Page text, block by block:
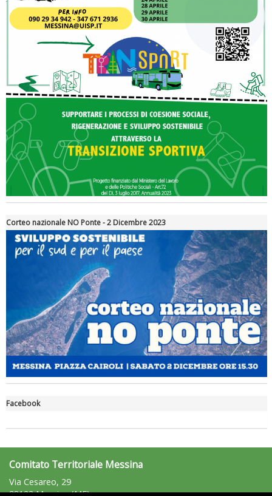
Tiziano Pesce a Radio InBlu2000 traccia il bilancio della stagione
Ddl Lobby, Uisp: “Il Parlamento valorizzi le nostre specificità"
Corteo nazionale NO Ponte - 2 Dicembre 2023
Facebook
Comitato Territoriale Messina
Via Cesareo, 29
98123 Messina (ME)